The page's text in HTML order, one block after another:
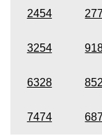
2454
3254
6328
7474